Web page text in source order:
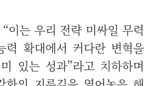
이는 우리 전략 미싸일 무력
력 확대에서 커다란 변혁을
있는 성과”라고 치하하며